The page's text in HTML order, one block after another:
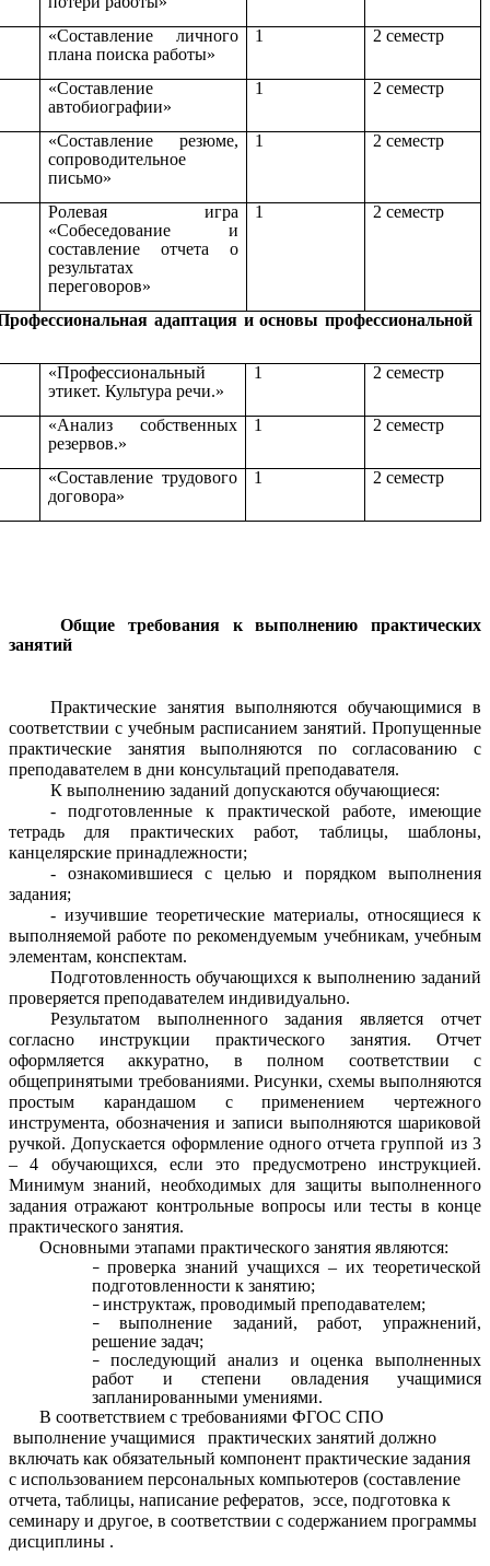
«Составление личного
плана поиска работы»
1 2 семестр
«Составление
автобиографии»
1 2 семестр
«Составление резюме,
сопроводительное
письмо»
1 2 семестр
Ролевая игра
«Собеседование и
составление отчета о
результатах
переговоров»
1 2 семестр
адаптация и основы профессиональной
«Профессиональный
этикет. Культура речи.»
1 2 семестр
«Анализ собственных
резервов.»
1 2 семестр
«Составление трудового
договора»
1 2 семестр
Общие требования к выполнению практических
занятий
Практические занятия выполняются обучающимися в
соответствии с учебным расписанием занятий. Пропущенные
практические занятия выполняются по согласованию с
преподавателем в дни консультаций преподавателя.
К выполнению заданий допускаются обучающиеся:
- подготовленные к практической работе, имеющие
тетрадь для практических работ, таблицы, шаблоны,
канцелярские принадлежности;
- ознакомившиеся с целью и порядком выполнения
задания;
- изучившие теоретические материалы, относящиеся к
выполняемой работе по рекомендуемым учебникам, учебным
элементам, конспектам.
Подготовленность обучающихся к выполнению заданий
проверяется преподавателем индивидуально.
Результатом выполненного задания является отчет
согласно инструкции практического занятия. Отчет
оформляется аккуратно, в полном соответствии с
общепринятыми требованиями. Рисунки, схемы выполняются
простым карандашом с применением чертежного
инструмента, обозначения и записи выполняются шариковой
ручкой. Допускается оформление одного отчета группой из 3
– 4 обучающихся, если это предусмотрено инструкцией.
Минимум знаний, необходимых для защиты выполненного
задания отражают контрольные вопросы или тесты в конце
практического занятия.
Основными этапами практического занятия являются:
проверка знаний учащихся – их теоретической
подготовленности к занятию;
инструктаж, проводимый преподавателем;
выполнение заданий, работ, упражнений,
решение задач;
последующий анализ и оценка выполненных
работ и степени овладения учащимися
запланированными умениями.
В соответствием с требованиями ФГОС СПО
выполнение учащимися практических занятий должно
включать как обязательный компонент практические задания
с использованием персональных компьютеров (составление
отчета, таблицы, написание рефератов, эссе, подготовка к
семинару и другое, в соответствии с содержанием программы
дисциплины .